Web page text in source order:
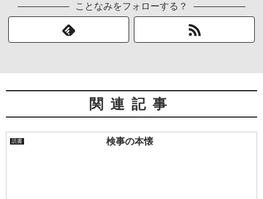
ことなみをフォローする？
関連記事
読書 検事の本懐